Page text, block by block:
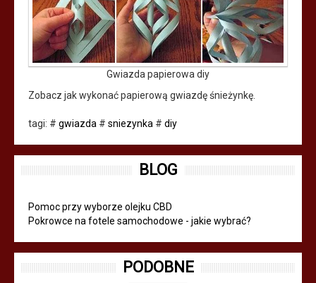
Gwiazda papierowa diy
Zobacz jak wykonać papierową gwiazdę śnieżynkę.
tagi: # gwiazda # sniezynka # diy
BLOG
Pomoc przy wyborze olejku CBD
Pokrowce na fotele samochodowe - jakie wybrać?
PODOBNE